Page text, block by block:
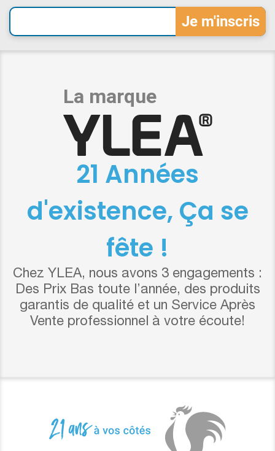
21 Années
d'existence, Ça se
fête !
Chez YLEA, nous avons 3 engagements :
Des Prix Bas toute l’année, des produits
garantis de qualité et un Service Après
Vente professionnel à votre écoute!